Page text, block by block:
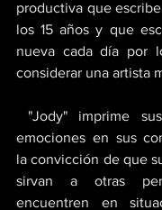
productiva que
los 15 años y que
nueva cada día por
considerar una artista
emociones en sus
la convicción de que
sirvan a otras
encuentren en